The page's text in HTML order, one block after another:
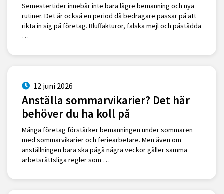
Semestertider innebär inte bara lägre bemanning och nya
rutiner. Det är också en period då bedragare passar på att
rikta in sig på företag. Bluffakturor, falska mejl och påstådda
…
12 juni 2026
Anställa sommarvikarier? Det här
behöver du ha koll på
Många företag förstärker bemanningen under sommaren
med sommarvikarier och feriearbetare. Men även om
anställningen bara ska pågå några veckor gäller samma
arbetsrättsliga regler som …